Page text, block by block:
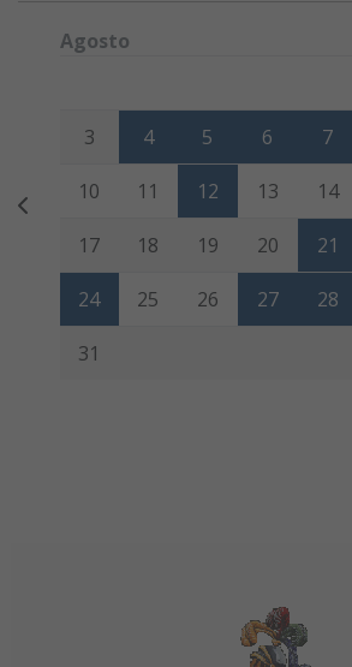
Agosto
3 4 5 6 7
10 11 12 13 14
17 18 19 20 21
24 25 26 27 28
31